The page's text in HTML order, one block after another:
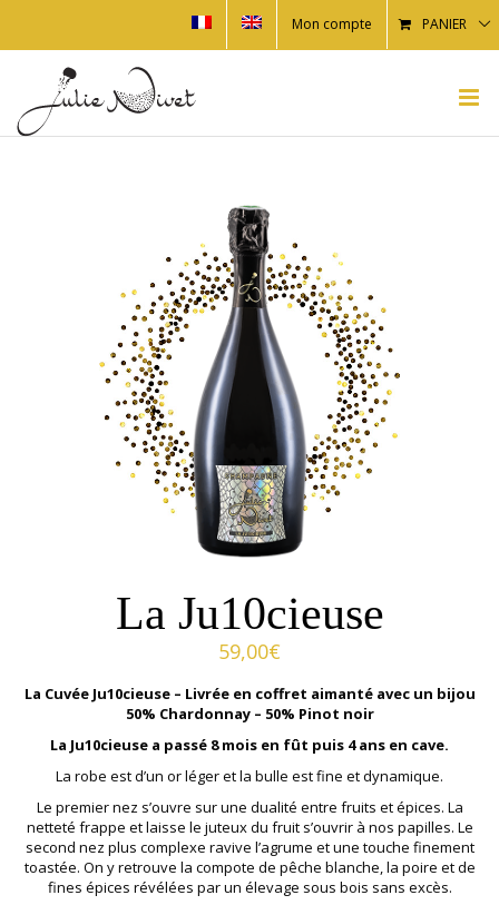
Mon compte PANIER
La Ju10cieuse
59,00€
La Cuvée Ju10cieuse – Livrée en coffret aimanté avec un bijou
50% Chardonnay – 50% Pinot noir
La Ju10cieuse a passé 8 mois en fût puis 4 ans en cave.
La robe est d’un or léger et la bulle est fine et dynamique.
Le premier nez s’ouvre sur une dualité entre fruits et épices. La
netteté frappe et laisse le juteux du fruit s’ouvrir à nos papilles. Le
second nez plus complexe ravive l’agrume et une touche finement
toastée. On y retrouve la compote de pêche blanche, la poire et de
fines épices révélées par un élevage sous bois sans excès.